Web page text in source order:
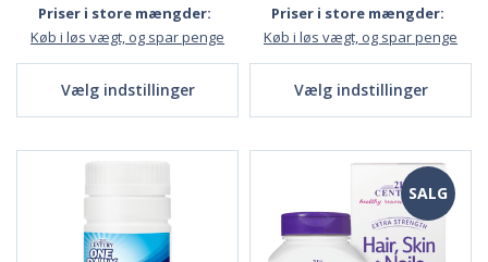
Priser i store mængder:
Køb i løs vægt, og spar penge
Vælg indstillinger
Priser i store mængder:
Køb i løs vægt, og spar penge
Vælg indstillinger
SALG